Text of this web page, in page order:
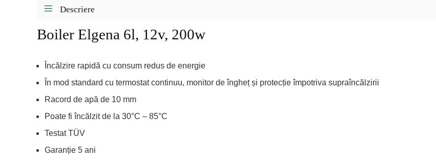
Descriere
Boiler Elgena 6l, 12v, 200w
Încălzire rapidă cu consum redus de energie
În mod standard cu termostat continuu, monitor de îngheț și protecție împotriva supraîncălzirii
Racord de apă de 10 mm
Poate fi încălzit de la 30°C – 85°C
Testat TÜV
Garanție 5 ani